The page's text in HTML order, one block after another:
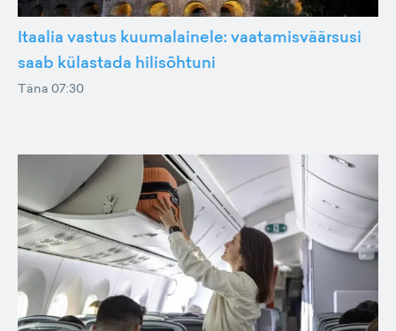
Itaalia vastus kuumalainele: vaatamisväärsusi
saab külastada hilisõhtuni
Täna 07:30